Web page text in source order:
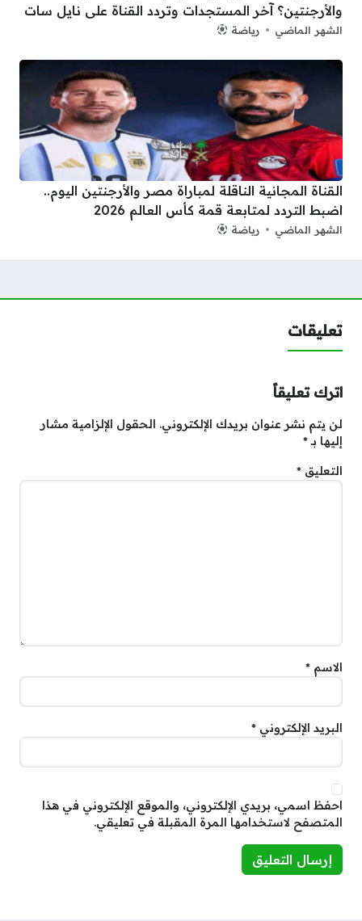
والأرجنتين؟ آخر المستجدات وتردد القناة على نايل سات
الشهر الماضي رياضة
القناة المجانية الناقلة لمباراة مصر والأرجنتين اليوم..
اضبط التردد لمتابعة قمة كأس العالم 2026
الشهر الماضي رياضة
تعليقات
اترك تعليقاً
لن يتم نشر عنوان بريدك الإلكتروني. الحقول الإلزامية مشار
إليها بـ*
التعليق *
الاسم *
البريد الإلكتروني *
احفظ اسمي، بريدي الإلكتروني، والموقع الإلكتروني في هذا
المتصفح لاستخدامها المرة المقبلة في تعليقي.